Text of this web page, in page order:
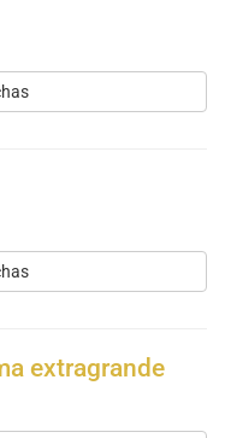
extragrande